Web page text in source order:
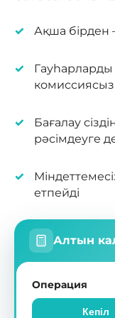
Ақша бірден
комиссиясыз
Бағалау
рәсімдеуге
етпейді
Алтын
Операция
Кепіл